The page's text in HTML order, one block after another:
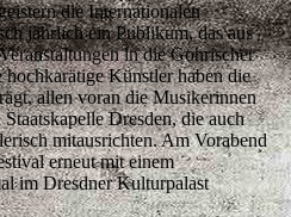
die Internationalen
jährlich ein Publikum, das aus
in die Gohrischer
Künstler haben die
allen voran die Musikerinnen
Dresden, die auch
mitausrichten. Am Vorabend
erneut mit einem
im Dresdner Kulturpalast